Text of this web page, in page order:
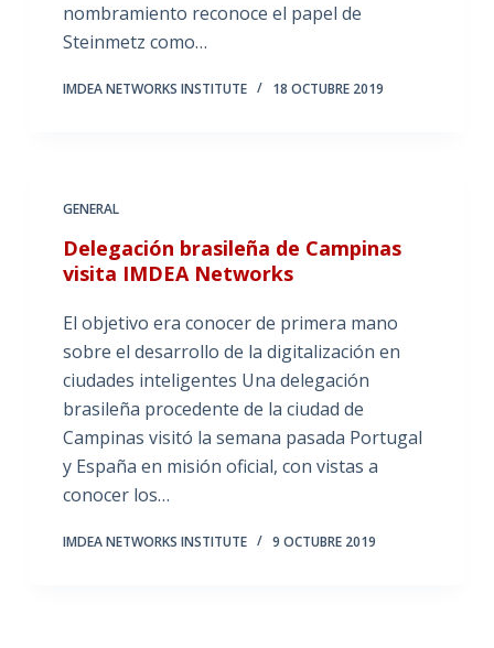
nombramiento reconoce el papel de
Steinmetz como…
IMDEA NETWORKS INSTITUTE 18 OCTUBRE 2019
GENERAL
Delegación brasileña de Campinas
visita IMDEA Networks
El objetivo era conocer de primera mano
sobre el desarrollo de la digitalización en
ciudades inteligentes Una delegación
brasileña procedente de la ciudad de
Campinas visitó la semana pasada Portugal
y España en misión oficial, con vistas a
conocer los…
IMDEA NETWORKS INSTITUTE 9 OCTUBRE 2019